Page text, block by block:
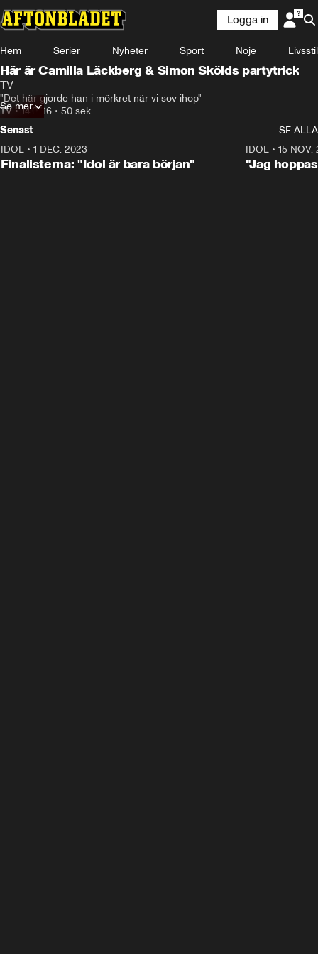
Logga in
Hem Serier Nyheter Sport Nöje Livsstil
Här är Camilla Läckberg & Simon Skölds partytrick
TV
"Det här gjorde han i mörkret när vi sov ihop"
TV •14.07.16 • 50 sek
Se mer
Senast
SE ALLA
IDOL • 1 DEC. 2023
Finalisterna: "Idol är bara början"
IDOL• 15 NOV.
"Jag